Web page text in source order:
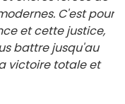
C'est pour
et cette justice,
battre jusqu'au
victoire totale et